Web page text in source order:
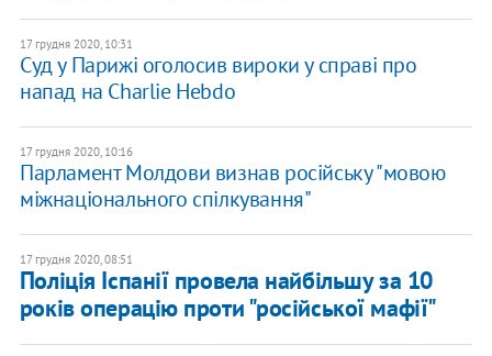
17 грудня 2020, 10:31
Суд у Парижі оголосив вироки у справі про
напад на Charlie Hebdo
17 грудня 2020, 10:16
Парламент Молдови визнав російську "мовою
міжнаціонального спілкування"
17 грудня 2020, 08:51
Поліція Іспанії провела найбільшу за 10
років операцію проти "російської мафії"